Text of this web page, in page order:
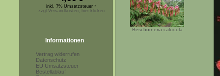
inkl. 7% Umsatzsteuer *
zzgl.Versandkosten, hier klicken
Informationen
Vertrag widerrufen
Datenschutz
EU Umsatzsteuer
Bestellablauf
Beschorneria calcicola